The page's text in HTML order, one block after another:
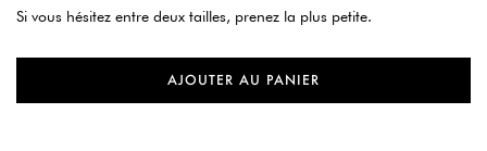
Si vous hésitez entre deux tailles, prenez la plus petite.
AJOUTER AU PANIER